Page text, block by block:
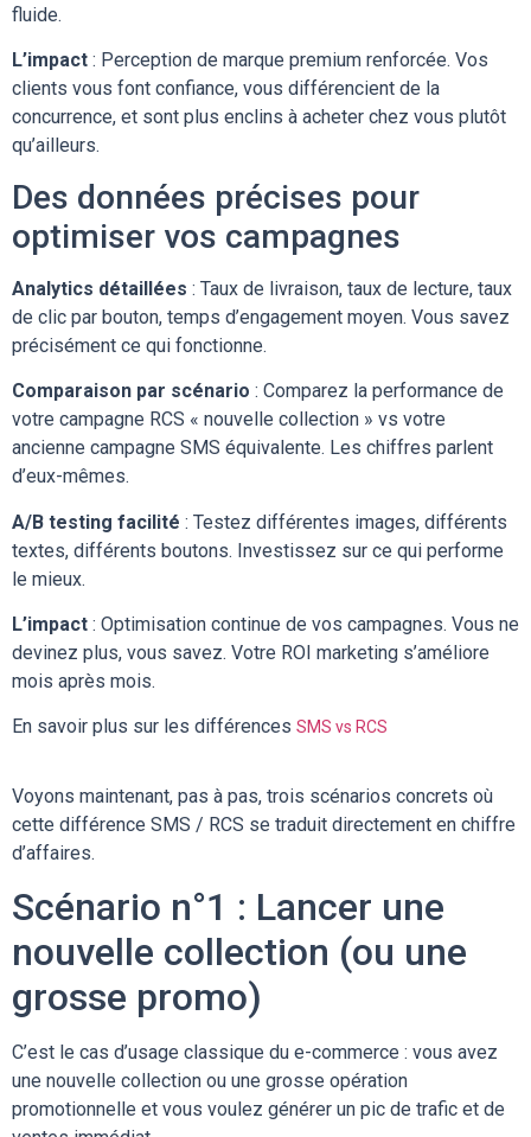
fluide.
L’impact : Perception de marque premium renforcée. Vos
clients vous font confiance, vous différencient de la
concurrence, et sont plus enclins à acheter chez vous plutôt
qu’ailleurs.
Des données précises pour
optimiser vos campagnes
Analytics détaillées : Taux de livraison, taux de lecture, taux
de clic par bouton, temps d’engagement moyen. Vous savez
précisément ce qui fonctionne.
Comparaison par scénario : Comparez la performance de
votre campagne RCS « nouvelle collection » vs votre
ancienne campagne SMS équivalente. Les chiffres parlent
d’eux-mêmes.
A/B testing facilité : Testez différentes images, différents
textes, différents boutons. Investissez sur ce qui performe
le mieux.
L’impact : Optimisation continue de vos campagnes. Vous ne
devinez plus, vous savez. Votre ROI marketing s’améliore
mois après mois.
En savoir plus sur les différences SMS vs RCS
Voyons maintenant, pas à pas, trois scénarios concrets où
cette différence SMS / RCS se traduit directement en chiffre
d’affaires.
Scénario n°1 : Lancer une
nouvelle collection (ou une
grosse promo)
C’est le cas d’usage classique du e-commerce : vous avez
une nouvelle collection ou une grosse opération
promotionnelle et vous voulez générer un pic de trafic et de